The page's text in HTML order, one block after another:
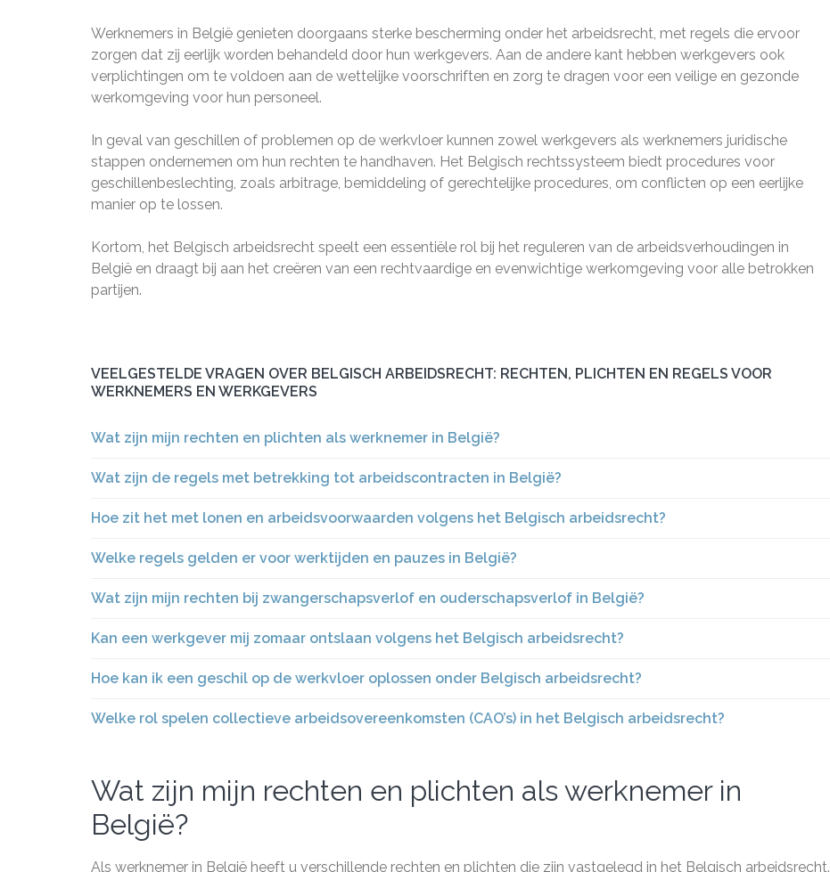
Werknemers in België genieten doorgaans sterke bescherming onder het arbeidsrecht, met regels die ervoor
zorgen dat zij eerlijk worden behandeld door hun werkgevers. Aan de andere kant hebben werkgevers ook
verplichtingen om te voldoen aan de wettelijke voorschriften en zorg te dragen voor een veilige en gezonde
werkomgeving voor hun personeel.
In geval van geschillen of problemen op de werkvloer kunnen zowel werkgevers als werknemers juridische
stappen ondernemen om hun rechten te handhaven. Het Belgisch rechtssysteem biedt procedures voor
geschillenbeslechting, zoals arbitrage, bemiddeling of gerechtelijke procedures, om conflicten op een eerlijke
manier op te lossen.
Kortom, het Belgisch arbeidsrecht speelt een essentiële rol bij het reguleren van de arbeidsverhoudingen in
België en draagt bij aan het creëren van een rechtvaardige en evenwichtige werkomgeving voor alle betrokken
partijen.
VEELGESTELDE VRAGEN OVER BELGISCH ARBEIDSRECHT: RECHTEN, PLICHTEN EN REGELS VOOR
WERKNEMERS EN WERKGEVERS
Wat zijn mijn rechten en plichten als werknemer in België?
Wat zijn de regels met betrekking tot arbeidscontracten in België?
Hoe zit het met lonen en arbeidsvoorwaarden volgens het Belgisch arbeidsrecht?
Welke regels gelden er voor werktijden en pauzes in België?
Wat zijn mijn rechten bij zwangerschapsverlof en ouderschapsverlof in België?
Kan een werkgever mij zomaar ontslaan volgens het Belgisch arbeidsrecht?
Hoe kan ik een geschil op de werkvloer oplossen onder Belgisch arbeidsrecht?
Welke rol spelen collectieve arbeidsovereenkomsten (CAO’s) in het Belgisch arbeidsrecht?
Wat zijn mijn rechten en plichten als werknemer in
België?
Als werknemer in België heeft u verschillende rechten en plichten die zijn vastgelegd in het Belgisch arbeidsrecht.